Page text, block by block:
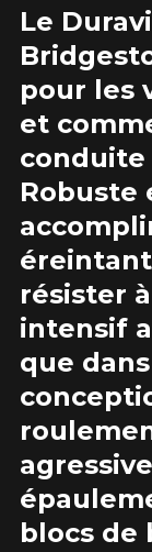
SUR
TAXES.
TAXES.
SUR
TAXES.
Le
pour les
et
conduite
Robuste
résister
intensif
que
blocs de
Courriel
Votre
Année
Marque